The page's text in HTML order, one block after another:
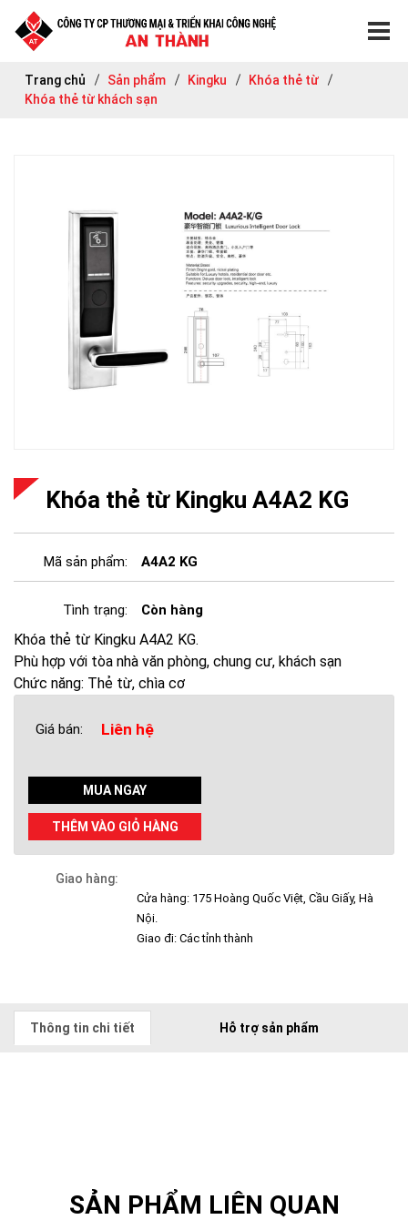
Trang chủ Sản phẩm Kingku
Khóa thẻ từ
Khóa thẻ từ khách sạn
Khóa thẻ từ Kingku A4A2 KG
Mã sản phẩm: A4A2 KG
Tình trạng: Còn hàng
Khóa thẻ từ Kingku A4A2 KG.
Phù hợp với tòa nhà văn phòng, chung cư, khách sạn
Chức năng: Thẻ từ, chìa cơ
Giá bán: Liên hệ
MUA NGAY
THÊM VÀO GIỎ HÀNG
Giao hàng:
Cửa hàng: 175 Hoàng Quốc Việt, Cầu Giấy, Hà
Nội.
Giao đi: Các tỉnh thành
Thông tin chi tiết Hỗ trợ sản phẩm
SẢN PHẨM LIÊN QUAN